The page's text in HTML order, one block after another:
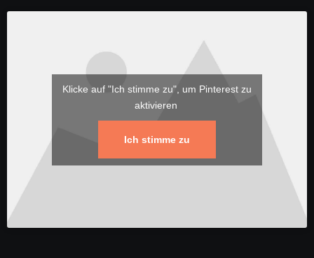
Klicke auf "Ich stimme zu", um Pinterest zu
aktivieren
Ich stimme zu